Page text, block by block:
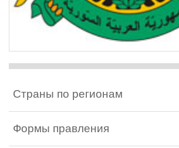
Страны по регионам
Формы правления